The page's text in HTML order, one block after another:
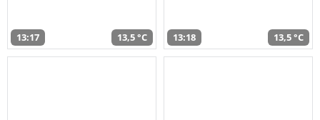
13:17 13,5 °C 13:18 13,5 °C